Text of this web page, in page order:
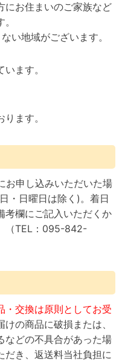
にお住まいのご家族など
い地域がございます。
ます。
ます。
お申し込みいただいた場
・日曜日は除く)。着日
考欄にご記入いただくか
（TEL：095-842-
・交換は原則としてお受
けの商品に破損または、
などの不具合があった場
だき、返送料当社負担に